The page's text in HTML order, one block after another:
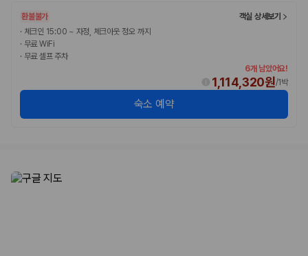
환불불가
객실 상세보기
· 체크인 15:00 ~ 자정, 체크아웃 정오 까지
· 무료 WiFi
· 무료 셀프 주차
6개 남았어요!
1,114,320원/1박
숙소 예약